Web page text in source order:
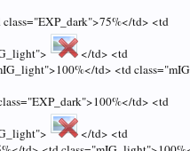
td> <td
</td> <td
td> <td
td> <td
</td> <td